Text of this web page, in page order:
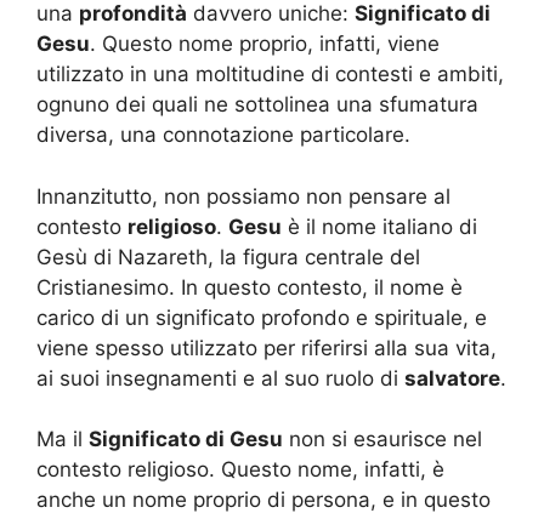
una profondità davvero uniche: Significato di
Gesu. Questo nome proprio, infatti, viene
utilizzato in una moltitudine di contesti e ambiti,
ognuno dei quali ne sottolinea una sfumatura
diversa, una connotazione particolare.
Innanzitutto, non possiamo non pensare al
contesto religioso. Gesu è il nome italiano di
Gesù di Nazareth, la figura centrale del
Cristianesimo. In questo contesto, il nome è
carico di un significato profondo e spirituale, e
viene spesso utilizzato per riferirsi alla sua vita,
ai suoi insegnamenti e al suo ruolo di salvatore.
Ma il Significato di Gesu non si esaurisce nel
contesto religioso. Questo nome, infatti, è
anche un nome proprio di persona, e in questo